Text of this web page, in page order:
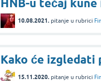
HNB-u tečaj
10.08.2021. pitanje u rubrici
Kako će izgledati
15.11.2020. pitanje u rubrici